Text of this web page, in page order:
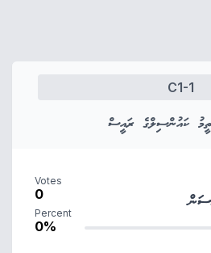
C1-1
ކައުންސިލްގެ ރައީސް
Votes
0
Percent
0%